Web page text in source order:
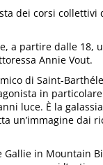
dei corsi collettivi
a partire dalle 18,
Annie Vout.
di Saint-
in
luce. È la
un’immagine dai
Gallie in Mountain